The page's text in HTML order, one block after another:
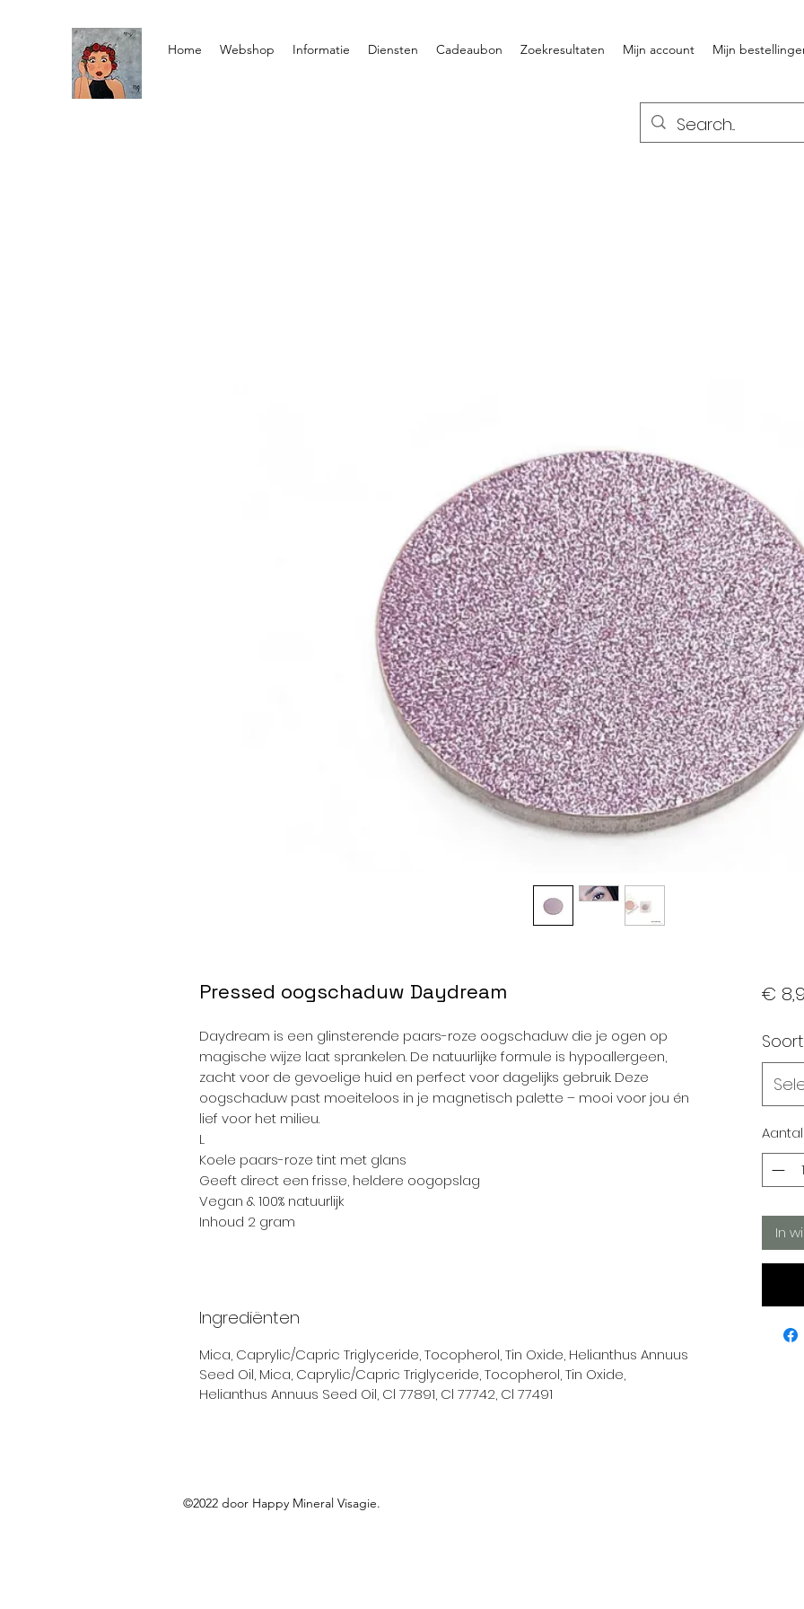
Home Webshop Informatie Diensten Cadeaubon Zoekresultaten Mijn account Mijn
Pressed oogschaduw Daydream
Daydream is een glinsterende paars-roze oogschaduw die je ogen op
magische wijze laat sprankelen. De natuurlijke formule is hypoallergeen,
zacht voor de gevoelige huid en perfect voor dagelijks gebruik. Deze
oogschaduw past moeiteloos in je magnetisch palette – mooi voor jou én
lief voor het milieu.
L
Koele paars-roze tint met glans
Geeft direct een frisse, heldere oogopslag
Vegan & 100% natuurlijk
Inhoud 2 gram
Ingrediënten
Mica, Caprylic/Capric Triglyceride, Tocopherol, Tin Oxide, Helianthus Annuus
Seed Oil, Mica, Caprylic/Capric Triglyceride, Tocopherol, Tin Oxide,
Helianthus Annuus Seed Oil, Cl 77891, Cl 77742, Cl 77491
€
Soort
Aantal
In
©2022 door Happy Mineral Visagie.